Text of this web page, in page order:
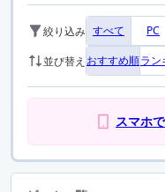
絞り込み すべて PC
並び替え おすすめ順ラン
スマホ